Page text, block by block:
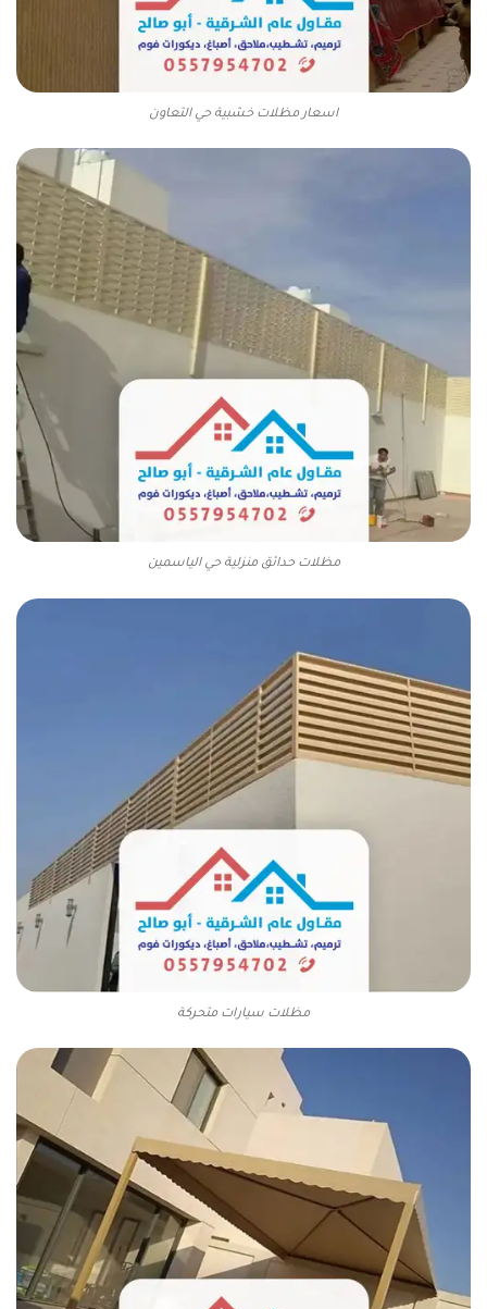
اسعار مظلات خشبية حي التعاون
مظلات حدائق منزلية حي الياسمين
مظلات سيارات متحركة